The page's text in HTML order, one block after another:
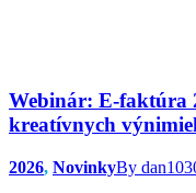
Webinár: E-faktúra
kreatívnych
2026, NovinkyBy